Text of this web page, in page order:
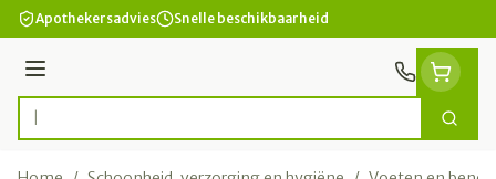
Ga naar de inhoud
Apothekersadvies Snelle beschikbaarheid
Menu
Product, merk, categorie... Zoek